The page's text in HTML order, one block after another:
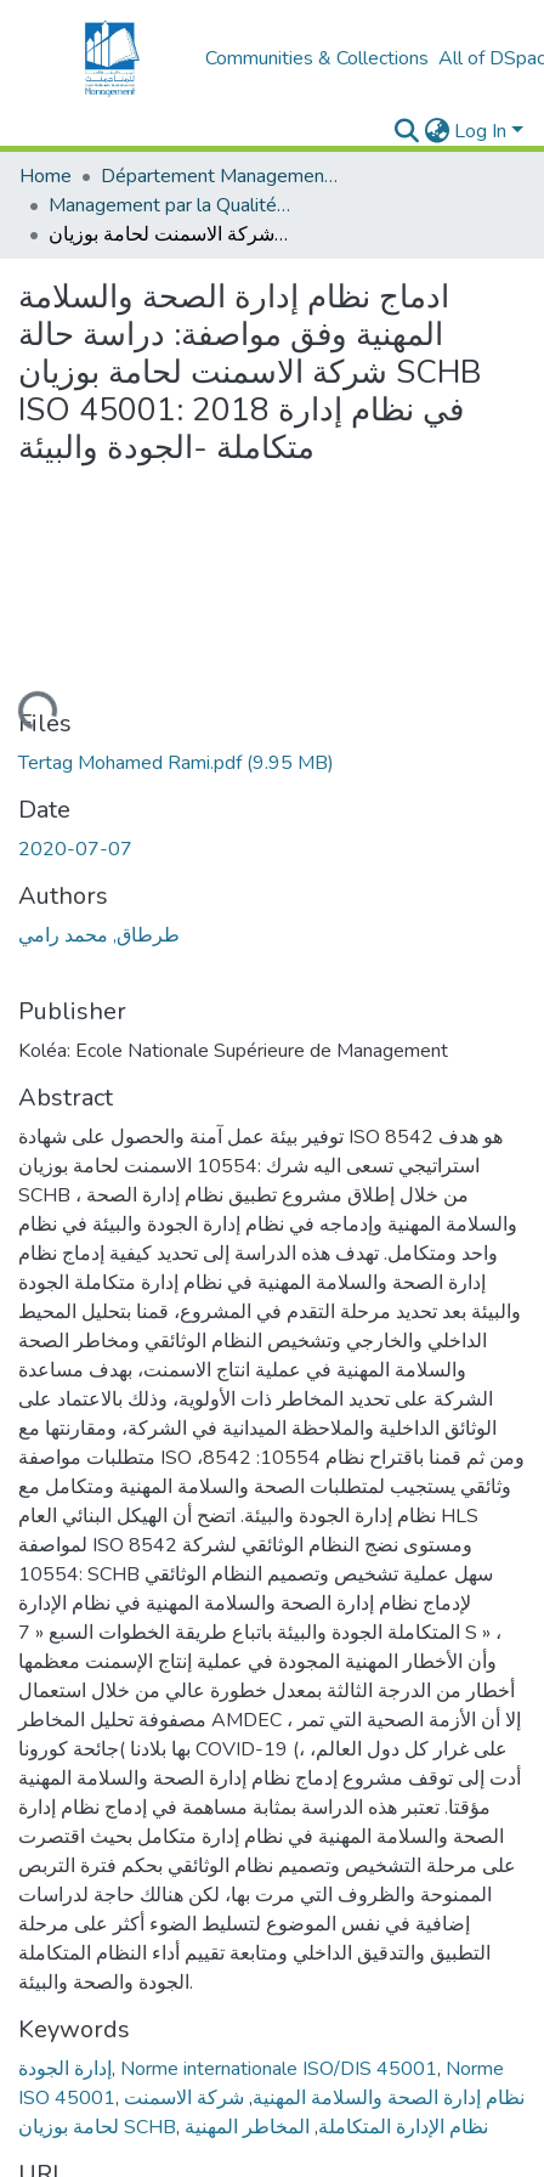
Communities & Collections All of
Log In
Home
Département Management Des Organisations
Management par la Qualité (MPQ)
ادماج نظام إدارة الصحة والسلامة المهنية وفق مواصفة: دراسة حالة شركة الاسمنت لحامة بوزيان SCHB ISO 45001: 2018 في نظام إدارة متكاملة -الجودة والبيئة
ادماج نظام إدارة الصحة والسلامة
المهنية وفق مواصفة: دراسة حالة
شركة الاسمنت لحامة بوزيان SCHB
ISO 45001: 2018 في نظام إدارة
متكاملة -الجودة والبيئة
Files
Tertag Mohamed Rami.pdf(9.95 MB)
Date
2020-07-07
Authors
طرطاق, محمد رامي
Publisher
Koléa: Ecole Nationale Supérieure de Management
Abstract
توفير بيئة عمل آمنة والحصول على شهادة ISO 8542 هو هدف
استراتيجي تسعى اليه شرك :10554 الاسمنت لحامة بوزيان
SCHB ، من خلال إطلاق مشروع تطبيق نظام إدارة الصحة
والسلامة المهنية وإدماجه في نظام إدارة الجودة والبيئة في نظام
واحد ومتكامل. تهدف هذه الدراسة إلى تحديد كيفية إدماج نظام
إدارة الصحة والسلامة المهنية في نظام إدارة متكاملة الجودة
والبيئة بعد تحديد مرحلة التقدم في المشروع، قمنا بتحليل المحيط
الداخلي والخارجي وتشخيص النظام الوثائقي ومخاطر الصحة
والسلامة المهنية في عملية انتاج الاسمنت، بهدف مساعدة
الشركة على تحديد المخاطر ذات الأولوية، وذلك بالاعتماد على
الوثائق الداخلية والملاحظة الميدانية في الشركة، ومقارنتها مع
متطلبات مواصفة ISO ،8542 :10554 ومن ثم قمنا باقتراح نظام
وثائقي يستجيب لمتطلبات الصحة والسلامة المهنية ومتكامل مع
نظام إدارة الجودة والبيئة. اتضح أن الهيكل البنائي العام HLS
لمواصفة ISO 8542 ومستوى نضج النظام الوثائقي لشركة
:10554 SCHB سهل عملية تشخيص وتصميم النظام الوثائقي
لإدماج نظام إدارة الصحة والسلامة المهنية في نظام الإدارة
المتكاملة الجودة والبيئة باتباع طريقة الخطوات السبع « 7 S » ،
وأن الأخطار المهنية المجودة في عملية إنتاج الإسمنت معظمها
أخطار من الدرجة الثالثة بمعدل خطورة عالي من خلال استعمال
مصفوفة تحليل المخاطر AMDEC ، إلا أن الأزمة الصحية التي تمر
بها بلادنا )جائحة كورونا COVID-19 (، على غرار كل دول العالم،
أدت إلى توقف مشروع إدماج نظام إدارة الصحة والسلامة المهنية
مؤقتا. تعتبر هذه الدراسة بمثابة مساهمة في إدماج نظام إدارة
الصحة والسلامة المهنية في نظام إدارة متكامل بحيث اقتصرت
على مرحلة التشخيص وتصميم نظام الوثائقي بحكم فترة التربص
الممنوحة والظروف التي مرت بها، لكن هنالك حاجة لدراسات
إضافية في نفس الموضوع لتسليط الضوء أكثر على مرحلة
التطبيق والتدقيق الداخلي ومتابعة تقييم أداء النظام المتكاملة
الجودة والصحة والبيئة.
Keywords
إدارة الجودة, Norme internationale ISO/DIS 45001, Norme
ISO 45001, نظام إدارة الصحة والسلامة المهنية, شركة الاسمنت
لحامة بوزيان SCHB, نظام الإدارة المتكاملة, المخاطر المهنية